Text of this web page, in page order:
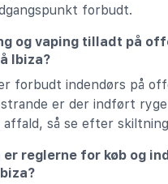
forbudt.
og vaping tilladt på
Ibiza?
forbudt indendørs på
strande er der indført
affald, så se efter
er reglerne for køb og